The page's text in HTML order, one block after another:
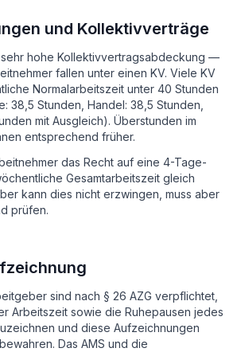
und Kollektivverträge
hohe Kollektivvertragsabdeckung —
fallen unter einen KV. Viele KV
Normalarbeitszeit unter 40 Stunden
38,5 Stunden, Handel: 38,5 Stunden,
mit Ausgleich). Überstunden im
entsprechend früher.
das Recht auf eine 4-Tage-
Gesamtarbeitszeit gleich
kann dies nicht erzwingen, muss aber
prüfen.
sind nach § 26 AZG verpflichtet,
Arbeitszeit sowie die Ruhepausen jedes
und diese Aufzeichnungen
Das AMS und die